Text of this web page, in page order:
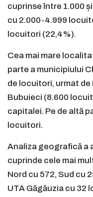
cuprinse între 1.000
cu 2.000-4.999
locuitori (22,4%).
Cea mai mare
parte a municipiului
de locuitori, urmat
Bubuieci (8.600
capitalei. Pe de altă
locuitori.
Analiza geografică a
cuprinde cele mai
Nord cu 572, Sud cu
UTA Găgăuzia cu 32